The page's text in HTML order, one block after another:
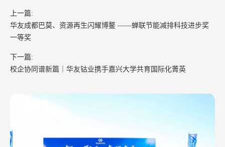
上一篇:
华友成都巴莫、资源再生闪耀博鳌 ——蝉联节能减排科技进步奖
一等奖
下一篇:
校企协同谱新篇｜华友钴业携手嘉兴大学共育国际化菁英